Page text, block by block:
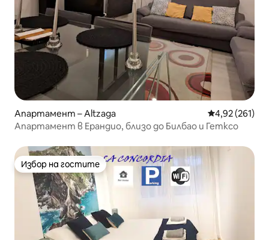
Апартамент – Altzaga Средна
4,92 (261)
Апартамент в Ерандио, близо до Билбао и Гетксо
Избор на гостите
Избор на гостите